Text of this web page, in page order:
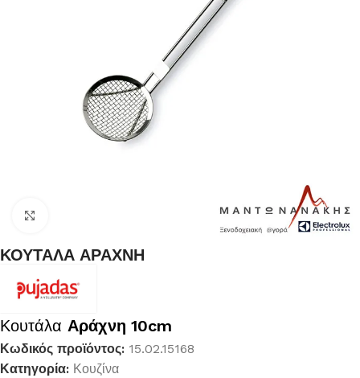
ΚΟΥΤΑΛΑ ΑΡΑΧΝΗ
Κουτάλα Αράχνη 10cm
Κωδικός προϊόντος: 15.02.15168
Κατηγορία: Κουζίνα